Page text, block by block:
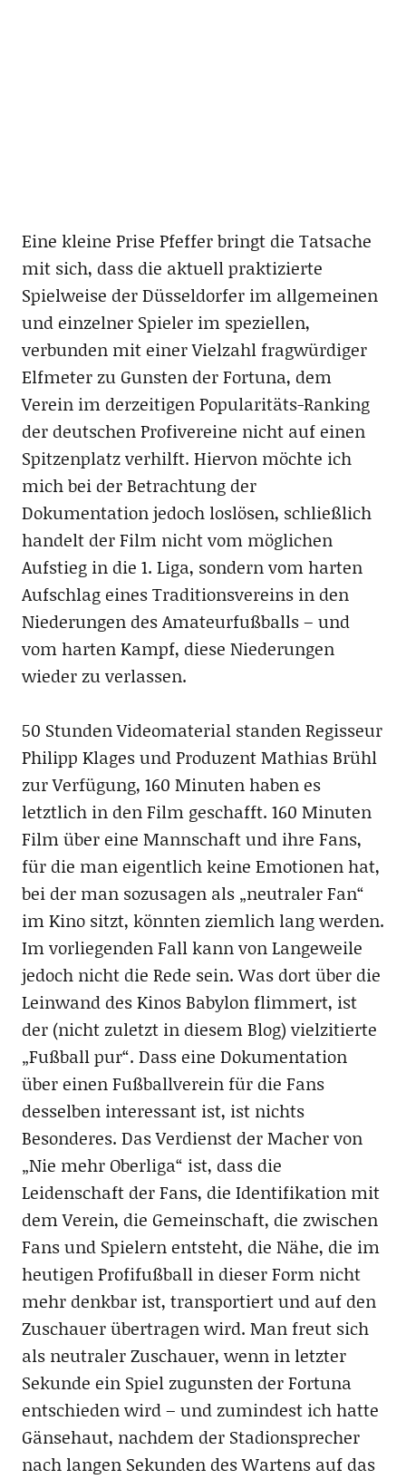
Eine kleine Prise Pfeffer bringt die Tatsache
mit sich, dass die aktuell praktizierte
Spielweise der Düsseldorfer im allgemeinen
und einzelner Spieler im speziellen,
verbunden mit einer Vielzahl fragwürdiger
Elfmeter zu Gunsten der Fortuna, dem
Verein im derzeitigen Popularitäts-Ranking
der deutschen Profivereine nicht auf einen
Spitzenplatz verhilft. Hiervon möchte ich
mich bei der Betrachtung der
Dokumentation jedoch loslösen, schließlich
handelt der Film nicht vom möglichen
Aufstieg in die 1. Liga, sondern vom harten
Aufschlag eines Traditionsvereins in den
Niederungen des Amateurfußballs – und
vom harten Kampf, diese Niederungen
wieder zu verlassen.
50 Stunden Videomaterial standen Regisseur
Philipp Klages und Produzent Mathias Brühl
zur Verfügung, 160 Minuten haben es
letztlich in den Film geschafft. 160 Minuten
Film über eine Mannschaft und ihre Fans,
für die man eigentlich keine Emotionen hat,
bei der man sozusagen als „neutraler Fan“
im Kino sitzt, könnten ziemlich lang werden.
Im vorliegenden Fall kann von Langeweile
jedoch nicht die Rede sein. Was dort über die
Leinwand des Kinos Babylon flimmert, ist
der (nicht zuletzt in diesem Blog) vielzitierte
„Fußball pur“. Dass eine Dokumentation
über einen Fußballverein für die Fans
desselben interessant ist, ist nichts
Besonderes. Das Verdienst der Macher von
„Nie mehr Oberliga“ ist, dass die
Leidenschaft der Fans, die Identifikation mit
dem Verein, die Gemeinschaft, die zwischen
Fans und Spielern entsteht, die Nähe, die im
heutigen Profifußball in dieser Form nicht
mehr denkbar ist, transportiert und auf den
Zuschauer übertragen wird. Man freut sich
als neutraler Zuschauer, wenn in letzter
Sekunde ein Spiel zugunsten der Fortuna
entschieden wird – und zumindest ich hatte
Gänsehaut, nachdem der Stadionsprecher
nach langen Sekunden des Wartens auf das